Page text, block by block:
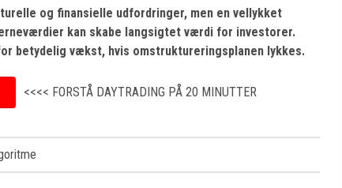
handel?
Sådan fungerer BULL & BEAR-
certifikater
Gearing af aktier –
og finansielle udfordringer, men en vellykket
kan skabe langsigtet værdi for investorer.
betydelig vækst, hvis omstruktureringsplanen lykkes.
<<<< FORSTÅ DAYTRADING PÅ 20 MINUTTER